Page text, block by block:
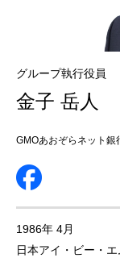
グループ執行役員
金子 岳人
GMOあおぞらネット
1986年 4月
日本アイ・ビー・